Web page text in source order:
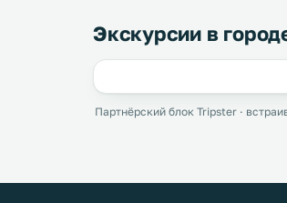
Экскурсии в
Партнёрский блок Tripster ·